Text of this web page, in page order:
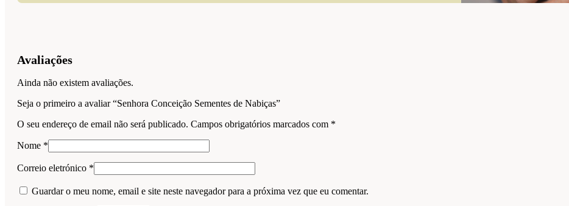
Avaliações
Ainda não existem avaliações.
Seja o primeiro a avaliar “Senhora Conceição Sementes de Nabiças”
O seu endereço de email não será publicado. Campos obrigatórios marcados com *
Nome *
Correio eletrónico *
Guardar o meu nome, email e site neste navegador para a próxima vez que eu comentar.